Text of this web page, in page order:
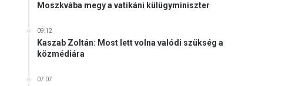
Moszkvába megy a vatikáni külügyminiszter
09:12
Kaszab Zoltán: Most lett volna valódi szükség a
közmédiára
07:07